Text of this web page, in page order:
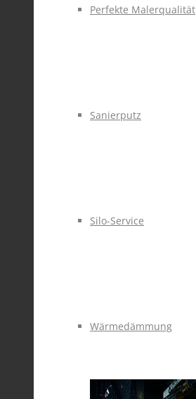
Perfekte Malerqualität
Sanierputz
Silo-Service
Wärmedämmung